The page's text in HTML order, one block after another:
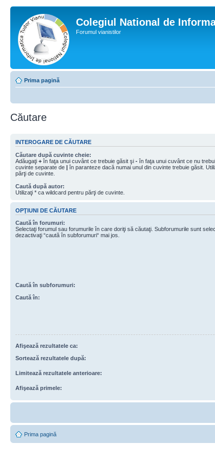
Colegiul National de
Forumul vianistilor
Prima pagină
Căutare
INTEROGARE DE CĂUTARE
Căutare după cuvinte cheie:
Adăugaţi + în faţa unui cuvânt ce trebuie găsit şi - în faţa unui cuvânt ce nu
cuvinte separate de | în paranteze dacă numai unul din cuvinte trebuie găsit.
părţi de cuvinte.
Caută după autor:
Utilizaţi * ca wildcard pentru părţi de cuvinte.
OPŢIUNI DE CĂUTARE
Caută în forumuri:
Selectaţi forumul sau forumurile în care doriţi să căutaţi. Subforumurile sunt
dezactivaţi “caută în subforumuri“ mai jos.
Caută în subforumuri:
Caută în:
Afişează rezultatele ca:
Sortează rezultatele după:
Limitează rezultatele anterioare:
Afişează primele:
Prima pagină